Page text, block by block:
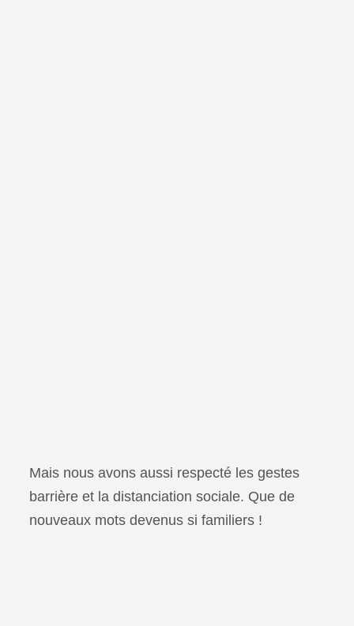
Mais nous avons aussi respecté les gestes
barrière et la distanciation sociale. Que de
nouveaux mots devenus si familiers !